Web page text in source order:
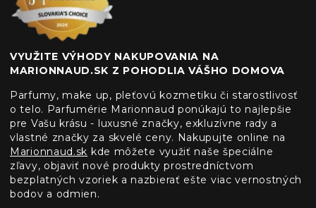
VYUŽITE VÝHODY NAKUPOVANIA NA
MARIONNAUD.SK Z POHODLIA VÁŠHO DOMOVA
Parfumy, make up, pleťovú kozmetiku či starostlivosť
o telo. Parfumérie Marionnaud ponúkajú to najlepšie
pre Vašu krásu - luxusné značky, exkluzívne rady a
vlastné značky za skvelé ceny. Nakupujte online na
Marionnaud.sk kde môžete využiť naše špeciálne
zľavy, objaviť nové produkty prostredníctvom
bezplatných vzoriek a nazbierať ešte viac vernostných
bodov a odmien.